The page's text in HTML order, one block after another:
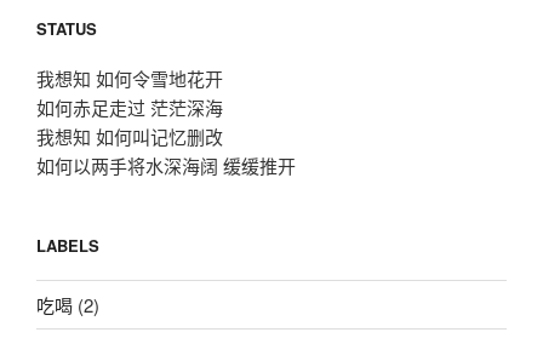
航
STATUS
我想知 如何令雪地花开
如何赤足走过 茫茫深海
我想知 如何叫记忆删改
如何以两手将水深海阔 缓缓推开
LABELS
吃喝 (2)